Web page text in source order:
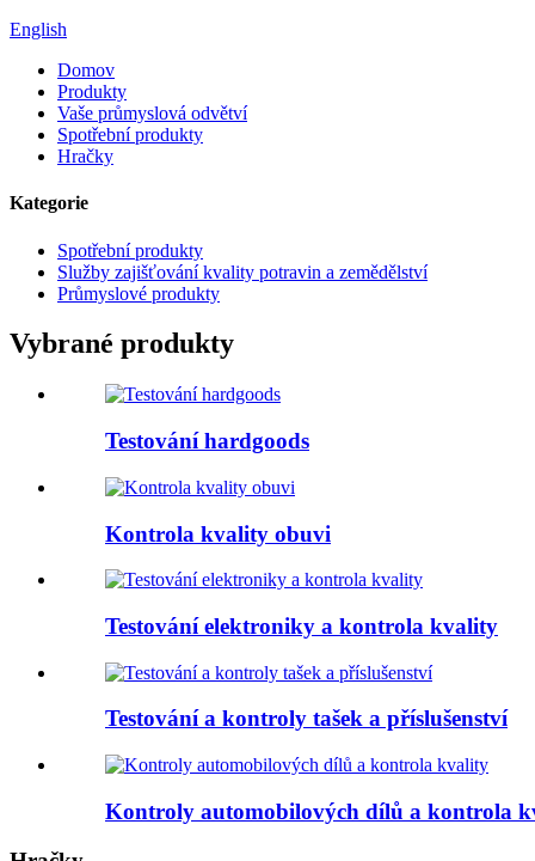
English
Domov
Produkty
Vaše průmyslová odvětví
Spotřební produkty
Hračky
Kategorie
Spotřební produkty
Služby zajišťování kvality potravin a zemědělství
Průmyslové produkty
Vybrané produkty
Testování hardgoods
Kontrola kvality obuvi
Testování elektroniky a kontrola kvality
Testování a kontroly tašek a příslušenství
Kontroly automobilových dílů a kontrola